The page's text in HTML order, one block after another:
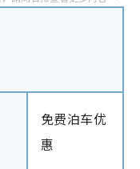
免费泊车优
惠